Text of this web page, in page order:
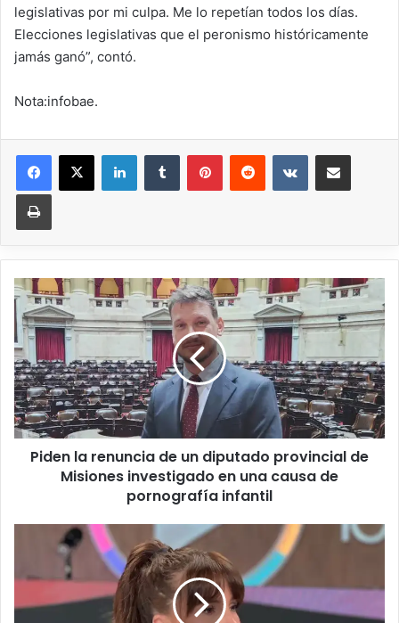
legislativas por mi culpa. Me lo repetían todos los días.
Elecciones legislativas que el peronismo históricamente
jamás ganó”, contó.
Nota:infobae.
Piden la renuncia de un diputado provincial de
Misiones investigado en una causa de
pornografía infantil